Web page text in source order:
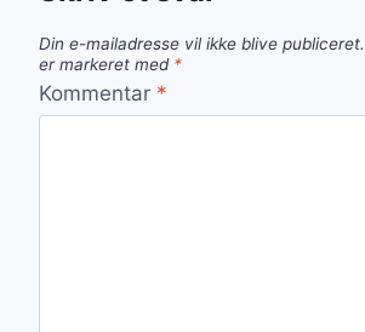
Din e-mailadresse vil ikke blive publiceret.
er markeret med *
Kommentar *